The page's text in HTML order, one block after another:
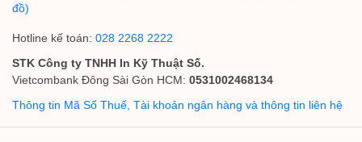
đồ)
Hotline kế toán: 028 2268 2222
STK Công ty TNHH In Kỹ Thuật Số.
Vietcombank Đông Sài Gòn HCM: 0531002468134
Thông tin Mã Số Thuế, Tài khoản ngân hàng và thông tin liên hệ